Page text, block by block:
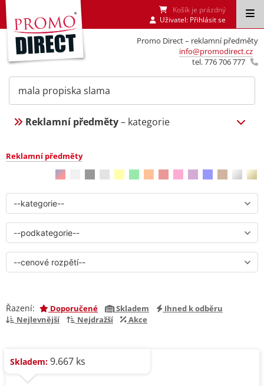
Promo Direct – reklamní předměty
info@promodirect.cz
tel. 776 706 777
Košík je prázdný
Uživatel: Přihlásit se
Reklamní předměty– kategorie
Reklamní předměty
Řazení: Doporučené Skladem
Ihned k odběru
Nejlevnější
Nejdražší Akce
Skladem: 9.667 ks